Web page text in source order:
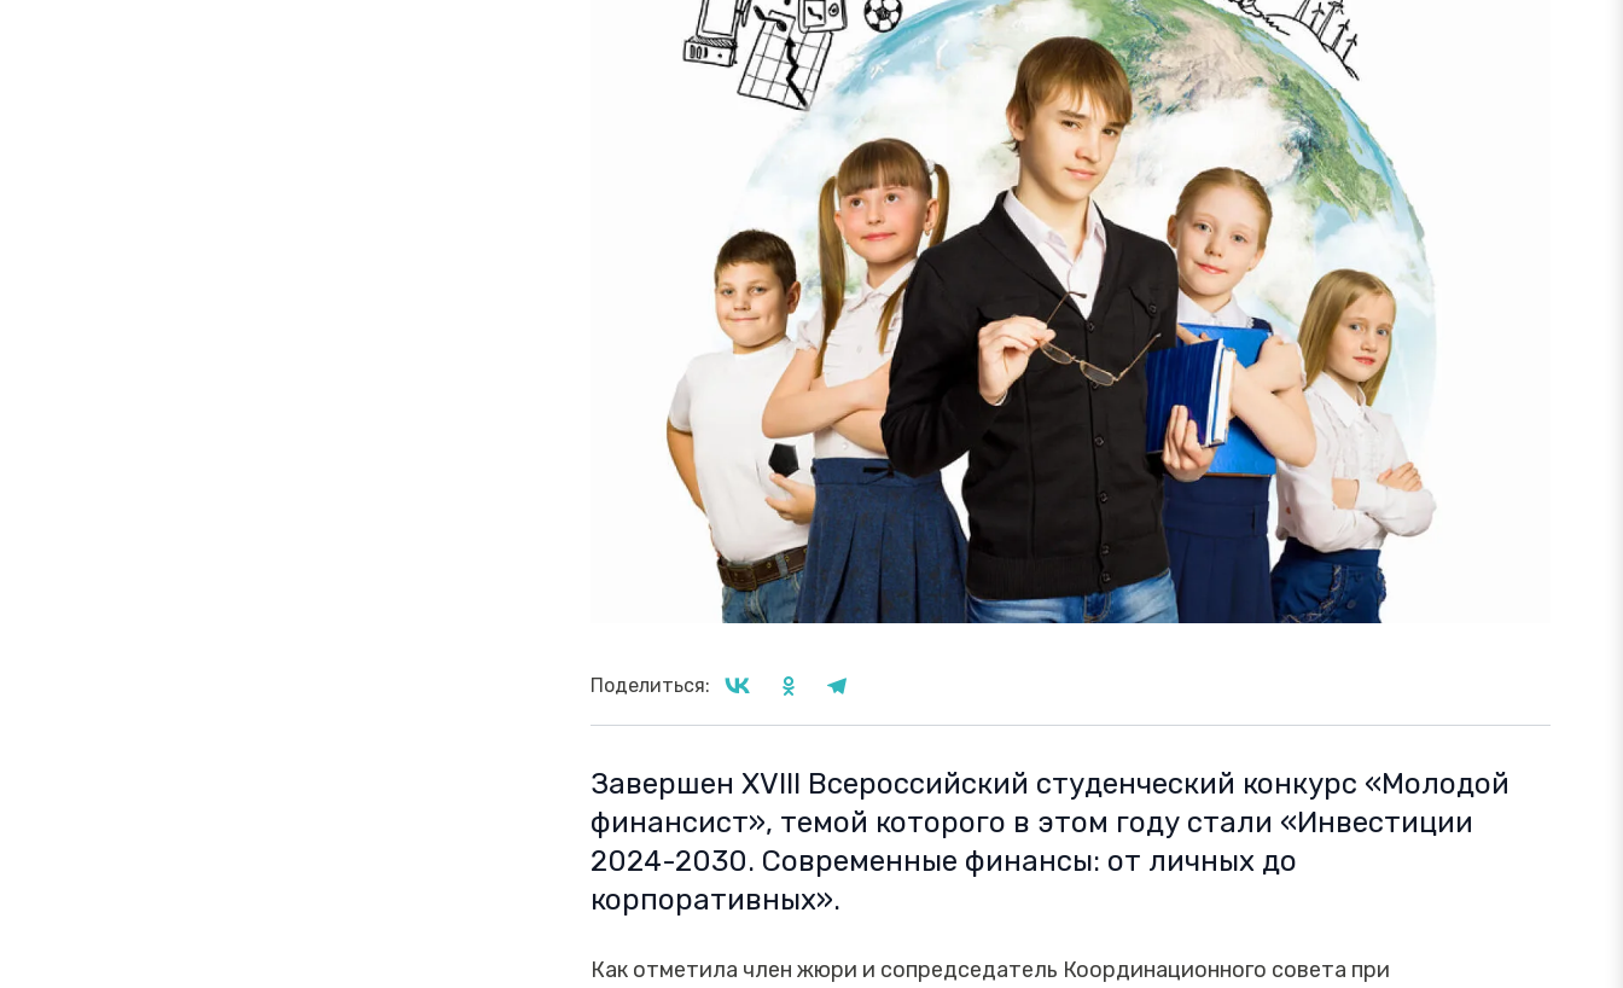
Поделиться:
Завершен XVIII Всероссийский студенческий конкурс «Молодой
финансист», темой которого в этом году стали «Инвестиции
2024-2030. Современные финансы: от личных до
корпоративных».
Как отметила член жюри и сопредседатель Координационного совета при